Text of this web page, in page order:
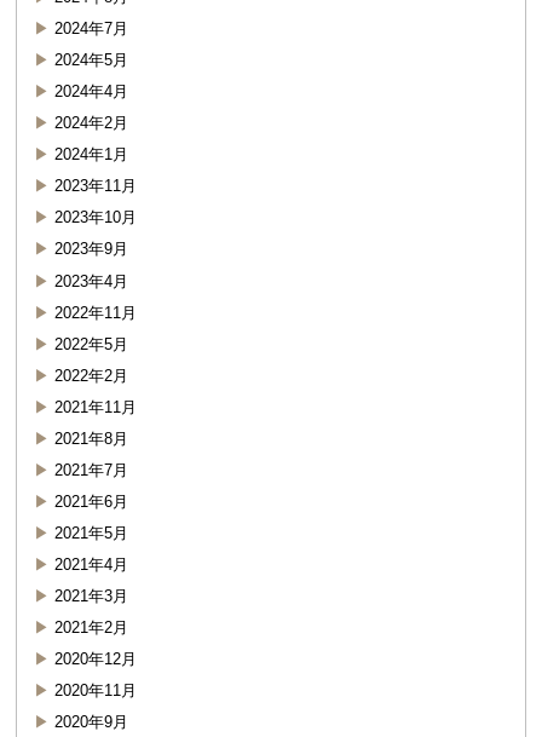
2024年7月
2024年5月
2024年4月
2024年2月
2024年1月
2023年11月
2023年10月
2023年9月
2023年4月
2022年11月
2022年5月
2022年2月
2021年11月
2021年8月
2021年7月
2021年6月
2021年5月
2021年4月
2021年3月
2021年2月
2020年12月
2020年11月
2020年9月